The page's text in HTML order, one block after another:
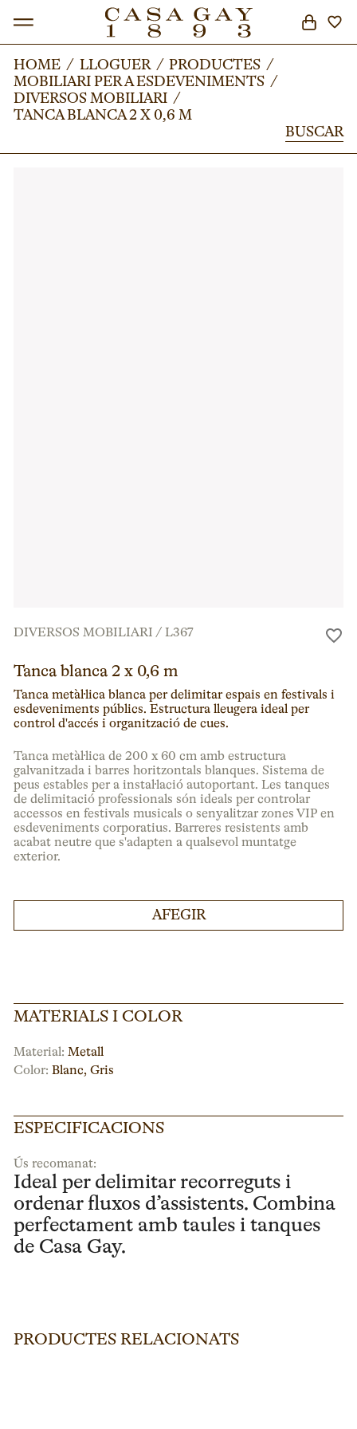
BUSCAR
HOME / LLOGUER / PRODUCTES /
MOBILIARI PER A ESDEVENIMENTS /
DIVERSOS MOBILIARI /
TANCA BLANCA 2 X 0,6 M
BUSCAR
HOME / LLOGUER / PRODUCTES /
MOBILIARI PER A ESDEVENIMENTS /
DIVERSOS MOBILIARI /
TANCA BLANCA 2 X 0,6 M
BUSCAR
DIVERSOS MOBILIARI /L367
Tanca blanca 2 x 0,6 m
Tanca metàl·lica blanca per delimitar espais en festivals i
esdeveniments públics. Estructura lleugera ideal per
control d'accés i organització de cues.
Tanca metàl·lica de 200 x 60 cm amb estructura
galvanitzada i barres horitzontals blanques. Sistema de
peus estables per a instal·lació autoportant. Les tanques
de delimitació professionals són ideals per controlar
accessos en festivals musicals o senyalitzar zones VIP en
esdeveniments corporatius. Barreres resistents amb
acabat neutre que s'adapten a qualsevol muntatge
exterior.
AFEGIR
MATERIALS I COLOR
Material: Metall
Color: Blanc,Gris
ESPECIFICACIONS
Ús recomanat:
Ideal per delimitar recorreguts i
ordenar fluxos d’assistents. Combina
perfectament amb taules i tanques
de Casa Gay.
PRODUCTES RELACIONATS